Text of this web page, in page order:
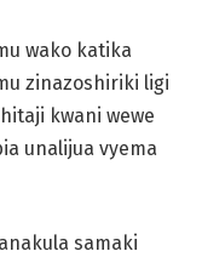
wako katika
zinazoshiriki ligi
kwani wewe
unalijua vyema
samaki